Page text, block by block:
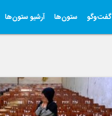
گفت‌وگو ستون‌ها آرشیو ستون‌ها